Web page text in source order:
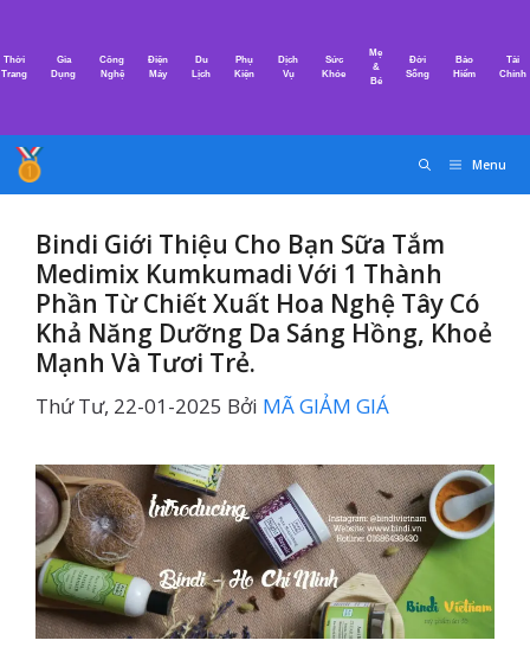
nội
Thời
Trang
Gia
Dụng
Công
Nghệ
Điện
Máy
Du
Lịch
Phụ
Kiện
Dịch
Vụ
Sức
Khỏe
Mẹ
&
Bé
Đời
Sống
Bảo
Hiểm
Tài
Chính
Menu
Bindi Giới Thiệu Cho Bạn Sữa Tắm
Medimix Kumkumadi Với 1 Thành
Phần Từ Chiết Xuất Hoa Nghệ Tây Có
Khả Năng Dưỡng Da Sáng Hồng, Khoẻ
Mạnh Và Tươi Trẻ.
Thứ Tư, 22-01-2025 Bởi MÃ GIẢM GIÁ